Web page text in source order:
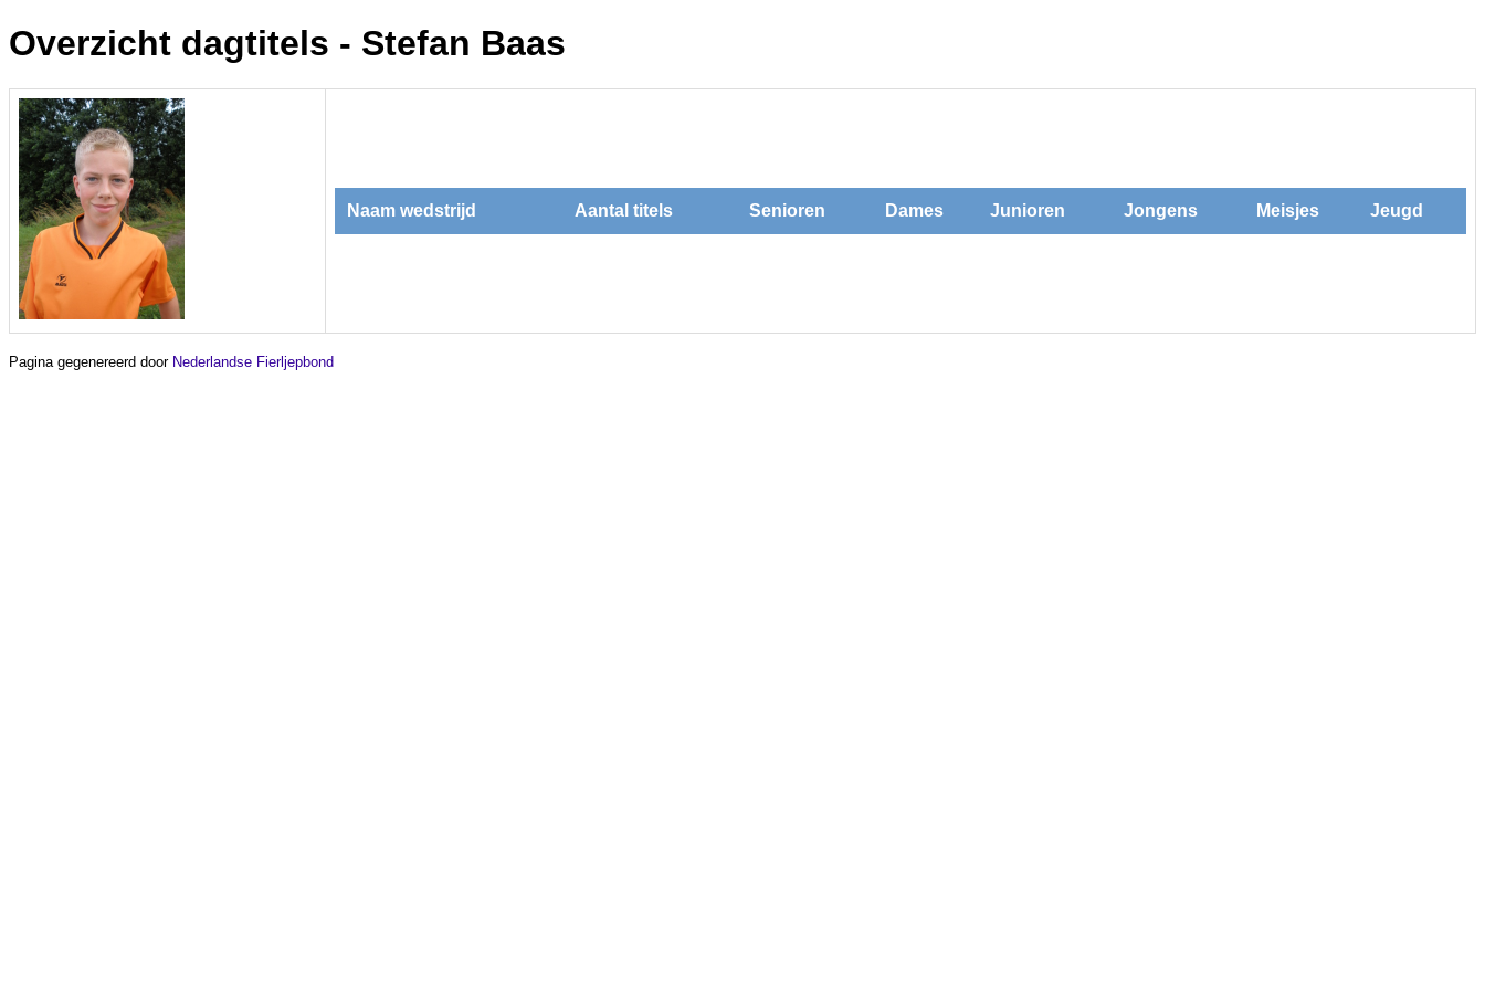
Overzicht dagtitels - Stefan Baas
Naam wedstrijd Aantal titels Senioren Dames Junioren Jongens Meisjes Jeugd
Pagina gegenereerd door Nederlandse Fierljepbond